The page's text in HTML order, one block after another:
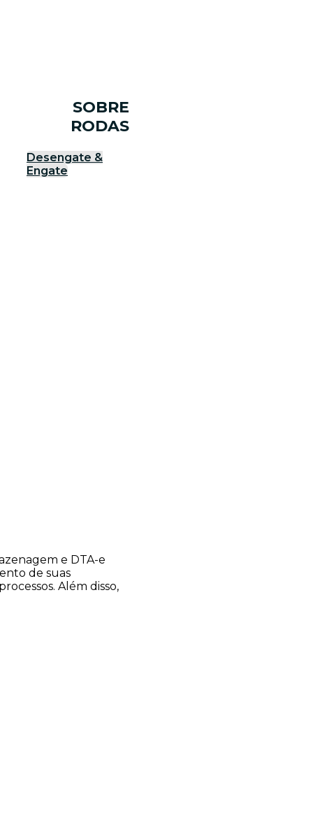
SOBRE
RODAS
Desengate &
Engate
e DTA-e
de suas
Além disso,